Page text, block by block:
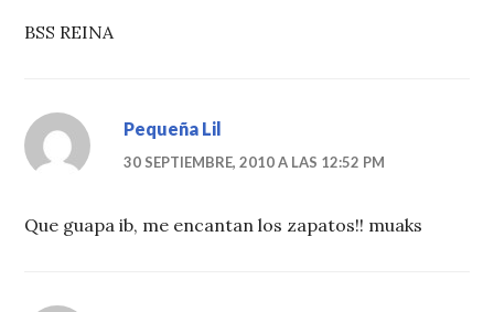
BSS REINA
Pequeña Lil
30 SEPTIEMBRE, 2010 A LAS 12:52 PM
Que guapa ib, me encantan los zapatos!! muaks